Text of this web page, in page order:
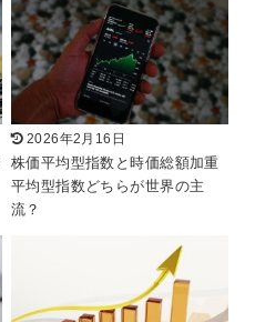
2026年2月16日
株価平均型指数と時価総額加重
平均型指数どちらが世界の主
流？